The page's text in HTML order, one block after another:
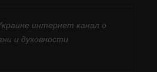
интернет канал о
и духовности